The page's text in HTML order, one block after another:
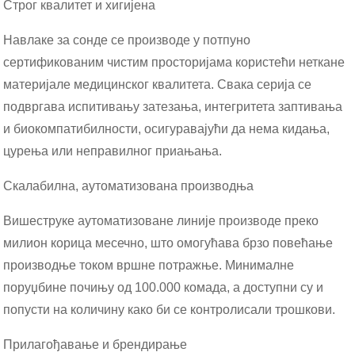
Строг квалитет и хигијена
Навлаке за сонде се производе у потпуно
сертификованим чистим просторијама користећи неткане
материјале медицинског квалитета. Свака серија се
подвргава испитивању затезања, интегритета заптивања
и биокомпатибилности, осигуравајући да нема кидања,
цурења или неправилног приањања.
Скалабилна, аутоматизована производња
Вишеструке аутоматизоване линије производе преко
милион корица месечно, што омогућава брзо повећање
производње током вршне потражње. Минималне
поруџбине почињу од 100.000 комада, а доступни су и
попусти на количину како би се контролисали трошкови.
Прилагођавање и брендирање